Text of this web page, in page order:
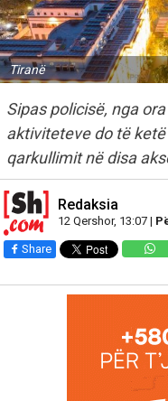
Tiranë
Sipas policisë, nga
aktiviteteve do të
qarkullimit në disa
Redaksia
12 Qershor, 13:07 |
Share